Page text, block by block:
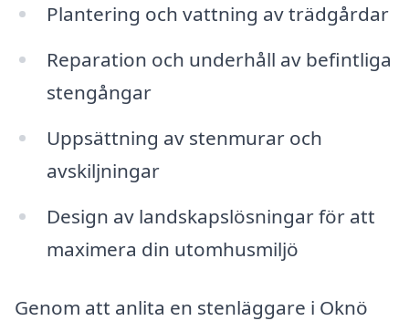
Plantering och vattning av trädgårdar
Reparation och underhåll av befintliga
stengångar
Uppsättning av stenmurar och
avskiljningar
Design av landskapslösningar för att
maximera din utomhusmiljö
Genom att anlita en stenläggare i Oknö